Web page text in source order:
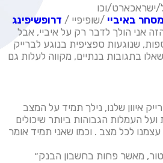
מסחר באיביי /שופיפיי / דרופשיפינג
אני הולך לדבר רק על איביי, אבל
שנוגעות ספציפית בנוגע לברייק
בתגובות בנתיים, מקווה לעלות גם
איוון שלנו, נילך תמיד על המצב
ועל העמלות הגבוהות ביותר שיכולים
לכל מצב . וכמו שאני תמיד אומר
מאשר פחות בחשבון הבנק״